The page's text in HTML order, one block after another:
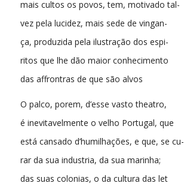
mais cultos os povos, tem, motivado tal-
vez pela lucidez, mais sede de vingan-
ça, produzida pela ilustração dos espi-
ritos que lhe dão maior conhecimento
das affrontras de que são alvos
O palco, porem, d’esse vasto theatro,
é inevitavelmente o velho Portugal, que
está cansado d’humilhações, e que, se cu-
rar da sua industria, da sua marinha;
das suas colonias, o da cultura das let